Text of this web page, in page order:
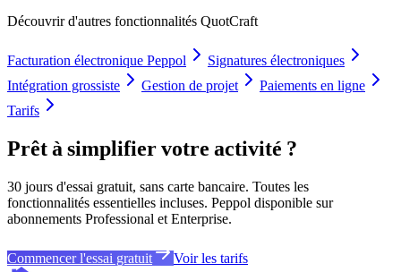
Découvrir d'autres fonctionnalités QuotCraft
Facturation électronique Peppol
Signatures électroniques
Intégration grossiste
Gestion de projet
Paiements en ligne
Tarifs
Prêt à simplifier votre activité ?
30 jours d'essai gratuit, sans carte bancaire. Toutes les
fonctionnalités essentielles incluses. Peppol disponible sur
abonnements Professional et Enterprise.
Commencer l'essai gratuit Voir les tarifs